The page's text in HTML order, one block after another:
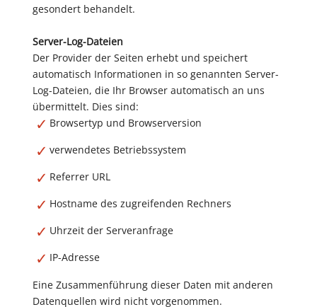
gesondert behandelt.
Server-Log-Dateien
Der Provider der Seiten erhebt und speichert
automatisch Informationen in so genannten Server-
Log-Dateien, die Ihr Browser automatisch an uns
übermittelt. Dies sind:
Browsertyp und Browserversion
verwendetes Betriebssystem
Referrer URL
Hostname des zugreifenden Rechners
Uhrzeit der Serveranfrage
IP-Adresse
Eine Zusammenführung dieser Daten mit anderen
Datenquellen wird nicht vorgenommen.